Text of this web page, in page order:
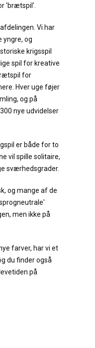
'brætspil'.
Vi har
yngre, og
krigsspil
spil for kreative
for
Hver uge føjer
og på
nye udvidelser
er både for to
vil spille solitaire,
sværhedsgrader.
og mange af de
men ikke på
farver, har vi et
du finder også
på